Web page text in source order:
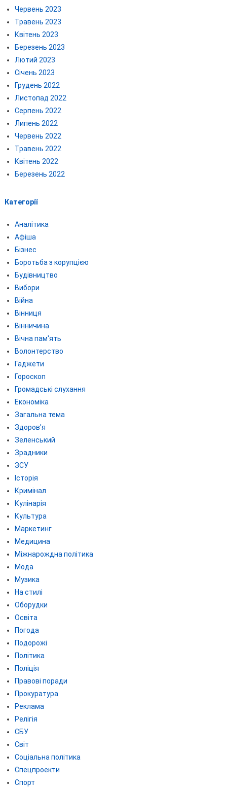
Червень 2023
Травень 2023
Квітень 2023
Березень 2023
Лютий 2023
Січень 2023
Грудень 2022
Листопад 2022
Серпень 2022
Липень 2022
Червень 2022
Травень 2022
Квітень 2022
Березень 2022
Категорії
Аналітика
Афіша
Бізнес
Боротьба з корупцією
Будівництво
Вибори
Війна
Вінниця
Вінничина
Вічна пам'ять
Волонтерство
Гаджети
Гороскоп
Громадські слухання
Економіка
Загальна тема
Здоров'я
Зеленський
Зрадники
ЗСУ
Історія
Кримінал
Кулінарія
Культура
Маркетинг
Медицина
Міжнарождна політика
Мода
Музика
На стилі
Оборудки
Освіта
Погода
Подорожі
Політика
Поліція
Правові поради
Прокуратура
Реклама
Релігія
СБУ
Світ
Соціальна політика
Спецпроекти
Спорт